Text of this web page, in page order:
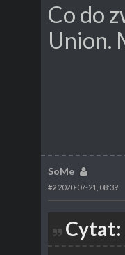
Co do
Union.
SoMe
#2 2020-07-21, 08:39
Cytat: